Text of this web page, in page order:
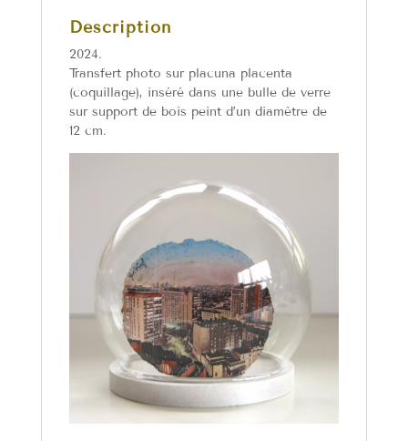
Description
2024.
Transfert photo sur placuna placenta
(coquillage), inséré dans une bulle de verre
sur support de bois peint d’un diamètre de
12 cm.